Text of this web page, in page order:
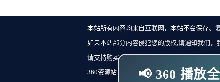
本站所有内容均来自互联网，本站不会保存、
如果本站部分内容侵犯您的版权,请通知我们
请支持购买正版！反馈邮箱：
360资源站 Copyright ©2018-2023 All Rights
📢 360 播放